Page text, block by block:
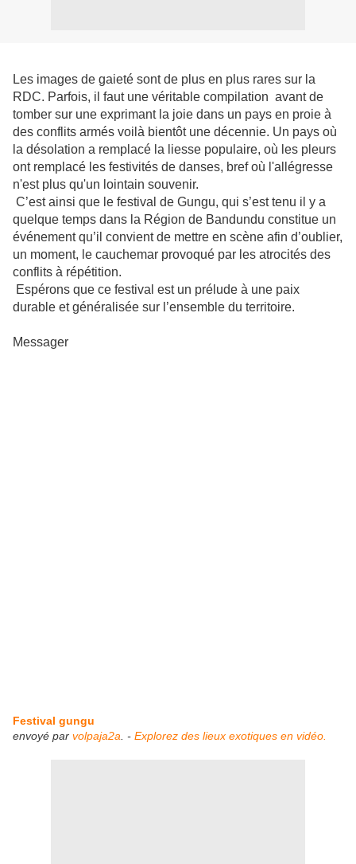
Les images de gaieté sont de plus en plus rares sur la
RDC. Parfois, il faut une véritable compilation avant de
tomber sur une exprimant la joie dans un pays en proie à
des conflits armés voilà bientôt une décennie. Un pays où
la désolation a remplacé la liesse populaire, où les pleurs
ont remplacé les festivités de danses, bref où l'allégresse
n'est plus qu'un lointain souvenir.
C’est ainsi que le festival de Gungu, qui s’est tenu il y a
quelque temps dans la Région de Bandundu constitue un
événement qu’il convient de mettre en scène afin d’oublier,
un moment, le cauchemar provoqué par les atrocités des
conflits à répétition.
Espérons que ce festival est un prélude à une paix
durable et généralisée sur l’ensemble du territoire.
Messager
Festival gungu
envoyé par volpaja2a . - Explorez des lieux exotiques en vidéo.